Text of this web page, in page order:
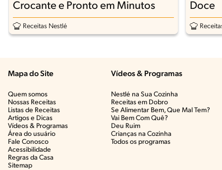
Crocante e Pronto em Minutos
Receitas Nestlé
Doce
Mapa do Site
Quem somos
Nossas Receitas
Listas de Receitas​
Artigos e Dicas​
Vídeos & Programas​
Área do usuário
Fale Conosco
Acessibilidade
Regras da Casa
Sitemap
Vídeos & Programas​
Nestlé na Sua Cozinha
Receitas em Dobro
Se Alimentar Bem, Que Mal Tem?​
Vai Bem Com Quê?​
Deu Ruim​
Crianças na Cozinha​
Todos os programas